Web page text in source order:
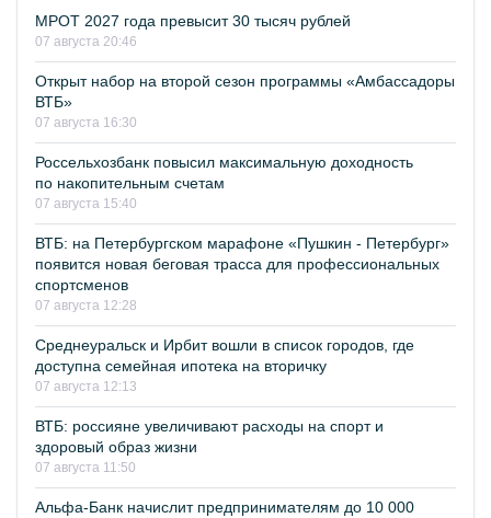
МРОТ 2027 года превысит 30 тысяч рублей
07 августа 20:46
Открыт набор на второй сезон программы «Амбассадоры
ВТБ»
07 августа 16:30
Россельхозбанк повысил максимальную доходность
по накопительным счетам
07 августа 15:40
ВТБ: на Петербургском марафоне «Пушкин - Петербург»
появится новая беговая трасса для профессиональных
спортсменов
07 августа 12:28
Среднеуральск и Ирбит вошли в список городов, где
доступна семейная ипотека на вторичку
07 августа 12:13
ВТБ: россияне увеличивают расходы на спорт и
здоровый образ жизни
07 августа 11:50
Альфа-Банк начислит предпринимателям до 10 000